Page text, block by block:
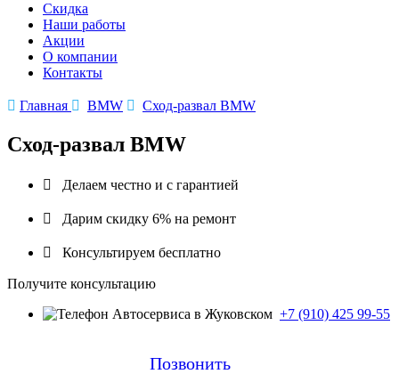
Скидка
Наши работы
Акции
О компании
Контакты
 Главная  BMW  Сход-развал BMW
Сход-развал BMW
 Делаем честно и с гарантией
 Дарим скидку 6% на ремонт
 Консультируем бесплатно
Получите консультацию
+7 (910) 425 99-55
Позвонить